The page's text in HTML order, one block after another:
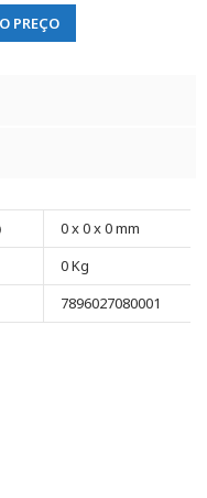
PREÇO
0 x 0 x 0 mm
0 Kg
7896027080001